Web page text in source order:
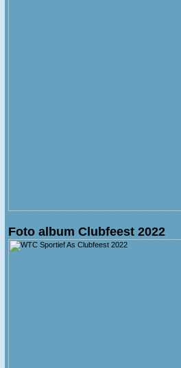
Foto album Clubfeest 2022